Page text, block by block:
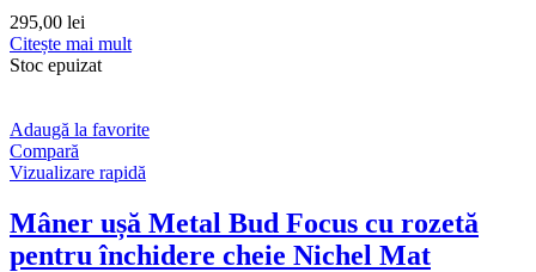
295,00 lei
Citește mai mult
Stoc epuizat
Adaugă la favorite
Compară
Vizualizare rapidă
Mâner ușă Metal Bud Focus cu rozetă
pentru închidere cheie Nichel Mat